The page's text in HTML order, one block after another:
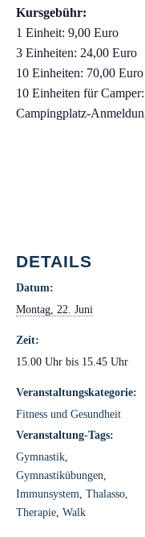
Kursgebühr:
1 Einheit: 9,00 Euro
3 Einheiten: 24,00 Euro
10 Einheiten: 70,00 Euro
10 Einheiten für
Campingplatz-
DETAILS
Datum:
Montag, 22. Juni
Zeit:
15.00 Uhr bis 15.45 Uhr
Veranstaltungskategorie:
Fitness und Gesundheit
Veranstaltung-Tags:
Gymnastik,
Gymnastikübungen,
Immunsystem, Thalasso,
Therapie, Walk